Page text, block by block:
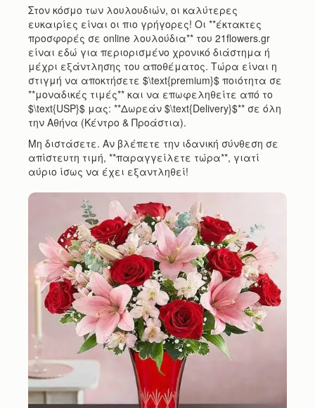
Στον κόσμο των λουλουδιών, οι καλύτερες
ευκαιρίες είναι οι πιο γρήγορες! Οι **έκτακτες
προσφορές σε online λουλούδια** του 21flowers.gr
είναι εδώ για περιορισμένο χρονικό διάστημα ή
μέχρι εξάντλησης του αποθέματος. Τώρα είναι η
στιγμή να αποκτήσετε $\text{premium}$ ποιότητα σε
**μοναδικές τιμές** και να επωφεληθείτε από το
$\text{USP}$ μας: **Δωρεάν $\text{Delivery}$** σε όλη
την Αθήνα (Κέντρο & Προάστια).
Μη διστάσετε. Αν βλέπετε την ιδανική σύνθεση σε
απίστευτη τιμή, **παραγγείλετε τώρα**, γιατί
αύριο ίσως να έχει εξαντληθεί!